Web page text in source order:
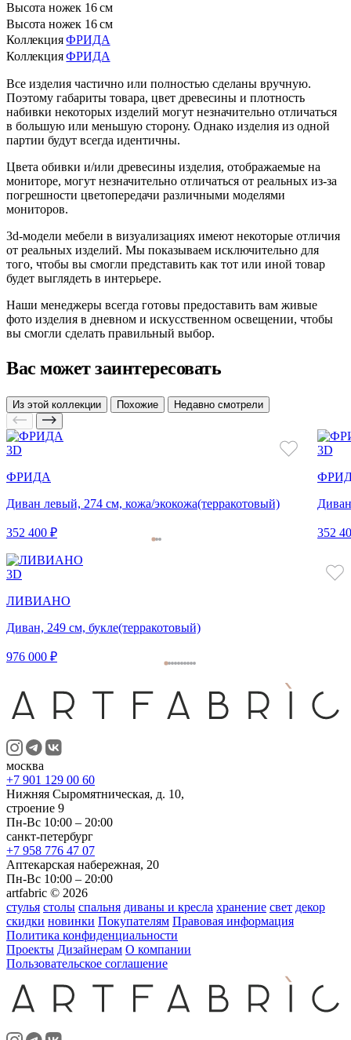
Высота ножек 16 см
Высота ножек 16 см
Коллекция ФРИДА
Коллекция ФРИДА
Все изделия частично или полностью сделаны вручную.
Поэтому габариты товара, цвет древесины и плотность
набивки некоторых изделий могут незначительно отличаться
в большую или меньшую сторону. Однако изделия из одной
партии будут всегда идентичны.
Цвета обивки и/или древесины изделия, отображаемые на
мониторе, могут незначительно отличаться от реальных из-за
погрешности цветопередачи различными моделями
мониторов.
3d-модели мебели в визуализациях имеют некоторые отличия
от реальных изделий. Мы показываем исключительно для
того, чтобы вы смогли представить как тот или иной товар
будет выглядеть в интерьере.
Наши менеджеры всегда готовы предоставить вам живые
фото изделия в дневном и искусственном освещении, чтобы
вы смогли сделать правильный выбор.
Вас может заинтересовать
Из этой коллекции Похожие Недавно смотрели
3D
ФРИДА
Диван левый, 274 см, кожа/экокожа(терракотовый)
352 400 ₽
3D
352
3D
ЛИВИАНО
Диван, 249 см, букле(терракотовый)
976 000 ₽
москва
+7 901 129 00 60
Нижняя Сыромятническая, д. 10,
строение 9
Пн-Вс 10:00 – 20:00
санкт-петербург
+7 958 776 47 07
Аптекарская набережная, 20
Пн-Вс 10:00 – 20:00
artfabric © 2026
стулья столы спальня диваны и кресла хранение свет декор
скидки новинки Покупателям Правовая информация
Политика конфиденциальности
Проекты Дизайнерам О компании
Пользовательское соглашение